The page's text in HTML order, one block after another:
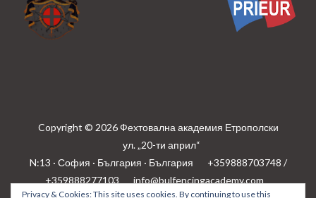
Copyright © 2026 Фехтовална академия Етрополски
ул. „20-ти април“
N:13 · София · България · България
+359888703748 /
+359888277103
info@bulfencingacademy.com
Privacy & Cookies: This site uses cookies. By continuing to use this